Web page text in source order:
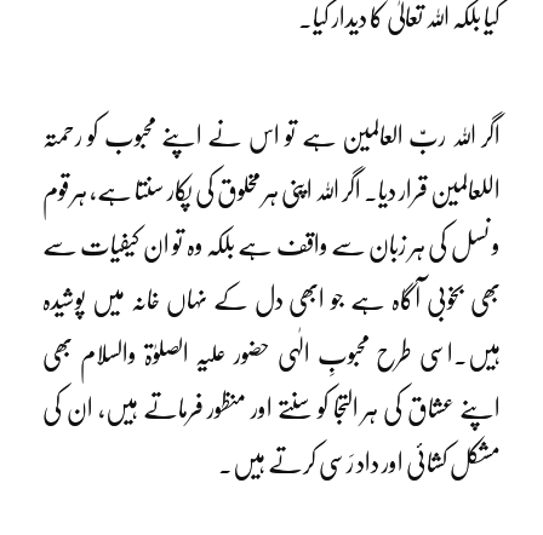
کیا بلکہ اللہ تعالیٰ کا دیدار کیا۔
اگر اللہ ربّ العالمین ہے تو اس نے اپنے محبوب کو رحمتہ
اللعالمین قرار دیا۔ اگر اللہ اپنی ہر مخلوق کی پکار سنتا ہے، ہر قوم
و نسل کی ہر زبان سے واقف ہے بلکہ وہ تو ان کیفیات سے
بھی بخوبی آگاہ ہے جو ابھی دل کے نہاں خانہ میں پوشیدہ
ہیں۔اسی طرح محبوبِ الٰہی حضور علیہ الصلوٰۃ والسلام بھی
اپنے عشاق کی ہر التجا کو سنتے اور منظور فرماتے ہیں، ان کی
مشکل کشائی اور داد رَسی کرتے ہیں۔